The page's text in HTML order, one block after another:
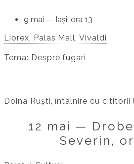
9 mai — Iași, ora 13
Librex, Palas Mall, Vivaldi
Tema: Despre fugari
Doina Ruști, întâlnire cu cititorii
12 mai —
Severin,